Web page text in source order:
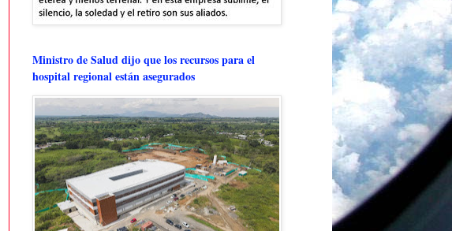
Ministro de Salud dijo que los recursos para el
hospital regional están asegurados